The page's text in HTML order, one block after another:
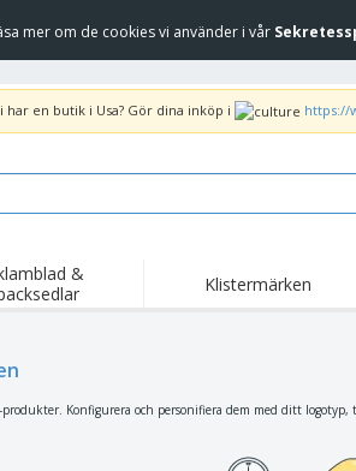
mer om de cookies vi använder i vår
har en butik i Usa? Gör dina inköp i https://
&
Klistermärken
Konfigurera och personifiera dem med ditt logotyp,